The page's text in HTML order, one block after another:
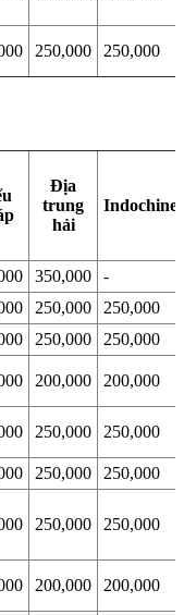
250,000 250,000
Địa
trung
hải
Indochine
350,000
-
250,000
250,000
250,000
250,000
200,000 200,000
250,000 250,000
250,000
250,000
250,000 250,000
200,000 200,000